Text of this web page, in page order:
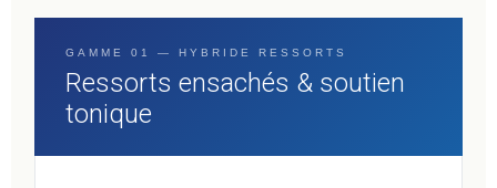
GAMME 01 — HYBRIDE RESSORTS
Ressorts ensachés & soutien
tonique